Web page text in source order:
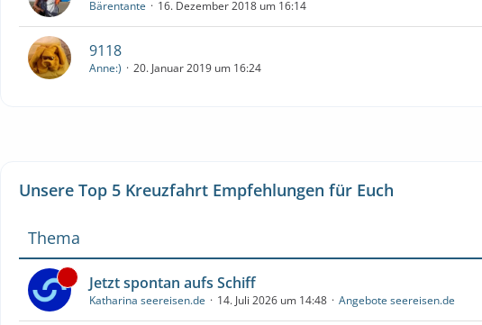
Bärentante 16. Dezember 2018 um 16:14
9118
Anne:) 20. Januar 2019 um 16:24
Unsere Top 5 Kreuzfahrt Empfehlungen für Euch
Thema
Jetzt spontan aufs Schiff
Katharina seereisen.de 14. Juli 2026 um 14:48 Angebote seereisen.de